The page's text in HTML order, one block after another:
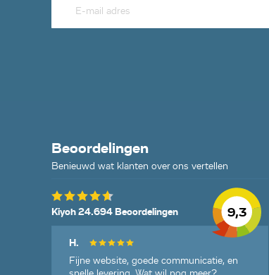
Beoordelingen
Benieuwd wat klanten over ons vertellen
9,3
Kiyoh 24.694 Beoordelingen
H.
Fijne website, goede communicatie, en